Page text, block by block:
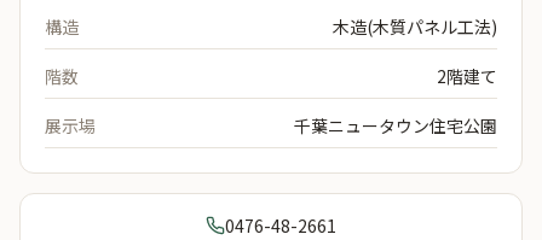
構造 木造(木質パネル工法)
階数 2階建て
展示場 千葉ニュータウン住宅公園
0476-48-2661